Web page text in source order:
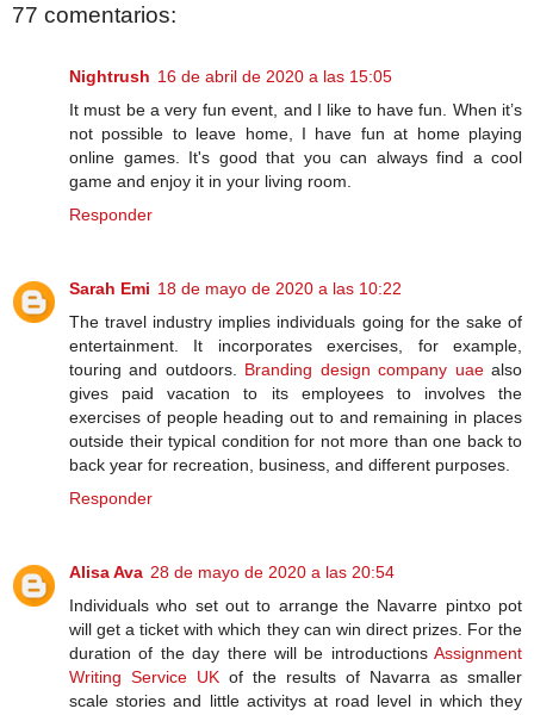
77 comentarios:
Nightrush 16 de abril de 2020 a las 15:05
It must be a very fun event, and I like to have fun. When it’s
not possible to leave home, I have fun at home playing
online games. It's good that you can always find a cool
game and enjoy it in your living room.
Responder
Sarah Emi 18 de mayo de 2020 a las 10:22
The travel industry implies individuals going for the sake of
entertainment. It incorporates exercises, for example,
touring and outdoors. Branding design company uaealso
gives paid vacation to its employees to involves the
exercises of people heading out to and remaining in places
outside their typical condition for not more than one back to
back year for recreation, business, and different purposes.
Responder
Alisa Ava 28 de mayo de 2020 a las 20:54
Individuals who set out to arrange the Navarre pintxo pot
will get a ticket with which they can win direct prizes. For the
duration of the day there will be introductions Assignment
Writing Service UK of the results of Navarra as smaller
scale stories and little activitys at road level in which they